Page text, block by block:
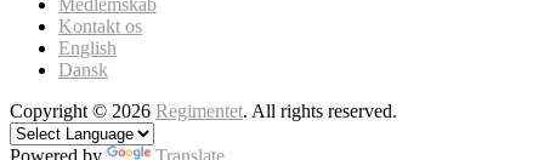
Kontakt os
English
Dansk
Copyright © 2026 Regimentet. All rights reserved.
Powered by Translate